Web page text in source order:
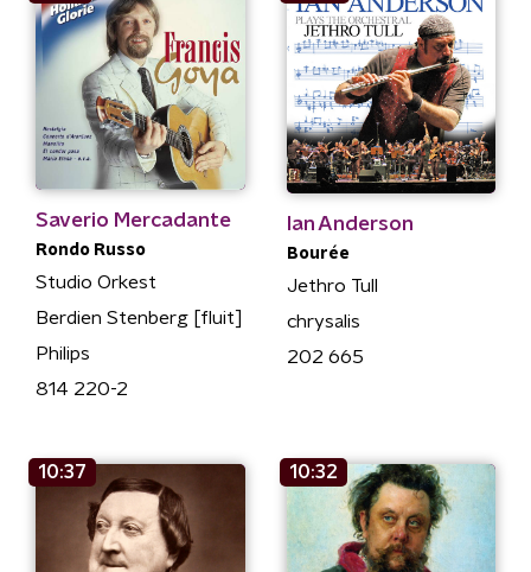
Saverio Mercadante
Rondo Russo
Studio Orkest
Berdien Stenberg [fluit]
Philips
814 220-2
Ian Anderson
Bourée
Jethro Tull
chrysalis
202 665
10:37 10:32